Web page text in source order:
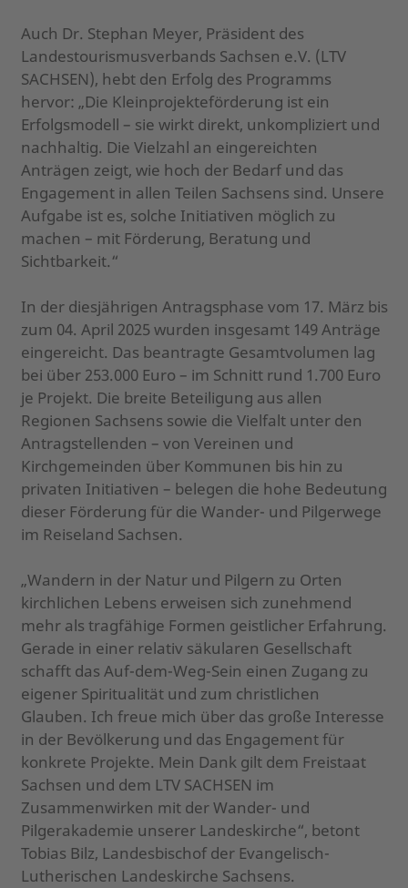
Auch Dr. Stephan Meyer, Präsident des
Landestourismusverbands Sachsen e.V. (LTV
SACHSEN), hebt den Erfolg des Programms
hervor: „Die Kleinprojekteförderung ist ein
Erfolgsmodell – sie wirkt direkt, unkompliziert und
nachhaltig. Die Vielzahl an eingereichten
Anträgen zeigt, wie hoch der Bedarf und das
Engagement in allen Teilen Sachsens sind. Unsere
Aufgabe ist es, solche Initiativen möglich zu
machen – mit Förderung, Beratung und
Sichtbarkeit.“
In der diesjährigen Antragsphase vom 17. März bis
zum 04. April 2025 wurden insgesamt 149 Anträge
eingereicht. Das beantragte Gesamtvolumen lag
bei über 253.000 Euro – im Schnitt rund 1.700 Euro
je Projekt. Die breite Beteiligung aus allen
Regionen Sachsens sowie die Vielfalt unter den
Antragstellenden – von Vereinen und
Kirchgemeinden über Kommunen bis hin zu
privaten Initiativen – belegen die hohe Bedeutung
dieser Förderung für die Wander- und Pilgerwege
im Reiseland Sachsen.
„Wandern in der Natur und Pilgern zu Orten
kirchlichen Lebens erweisen sich zunehmend
mehr als tragfähige Formen geistlicher Erfahrung.
Gerade in einer relativ säkularen Gesellschaft
schafft das Auf-dem-Weg-Sein einen Zugang zu
eigener Spiritualität und zum christlichen
Glauben. Ich freue mich über das große Interesse
in der Bevölkerung und das Engagement für
konkrete Projekte. Mein Dank gilt dem Freistaat
Sachsen und dem LTV SACHSEN im
Zusammenwirken mit der Wander- und
Pilgerakademie unserer Landeskirche“, betont
Tobias Bilz, Landesbischof der Evangelisch-
Lutherischen Landeskirche Sachsens.